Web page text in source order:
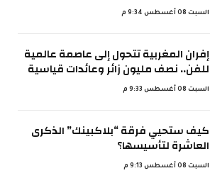
السبت 08 أغسطس 9:34 م
إفران المغربية تتحول إلى عاصمة عالمية
للفن.. نصف مليون زائر وعائدات قياسية
السبت 08 أغسطس 9:33 م
كيف ستحيي فرقة “بلاكبينك” الذكرى
العاشرة لتأسيسها؟
السبت 08 أغسطس 9:13 م